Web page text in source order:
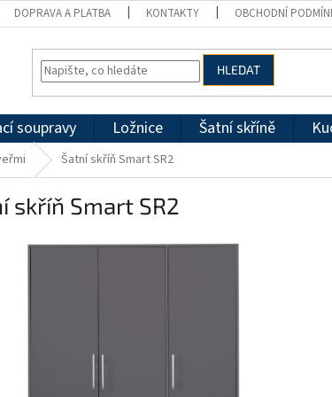
DOPRAVA A PLATBA KONTAKTY OBCHODNÍ
HLEDAT
soupravy Ložnice Šatní skříně
Šatní skříň Smart SR2
skříň Smart SR2